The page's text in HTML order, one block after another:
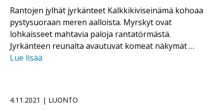
Rantojen jylhät jyrkänteet Kalkkikiviseinämä kohoaa
pysty­suoraan meren aalloista. Myrskyt ovat
lohkaisseet mahtavia paloja rantatörmästä.
Jyrkänteen reunalta avautuvat komeat näkymät …
Lue lisää
4.11.2021 | LUONTO